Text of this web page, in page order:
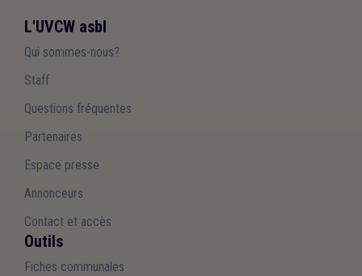
L'UVCW asbl
Qui sommes-nous?
Staff
Questions fréquentes
Partenaires
Espace presse
Annonceurs
Contact et accès
Outils
Fiches communales